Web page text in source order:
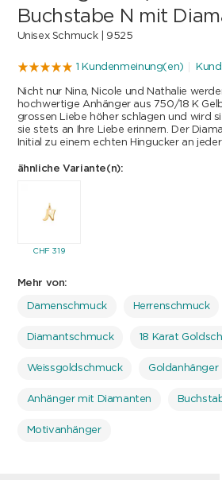
Buchstabe N mit
Unisex Schmuck | 9525
1 Kundenmeinung(en)
Nicht nur Nina, Nicole und Nathalie
hochwertige Anhänger aus 750/18 K
grossen Liebe höher schlagen und wird
sie stets an Ihre Liebe erinnern. Der
Initial zu einem echten Hingucker an
ähnliche Variante(n):
CHF319
Mehr von:
Damenschmuck Herrenschmuck
Diamantschmuck 18 Karat
Weissgoldschmuck Goldanhänger
Anhänger mit Diamanten
Motivanhänger